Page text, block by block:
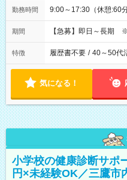
勤務時間 9:00～17:30（休憩
期間 【急募】即日～長期
特徴 履歴書不要 / 40～50代
気になる！
小学校の健康診断サポ
円×未経験OK／三鷹市